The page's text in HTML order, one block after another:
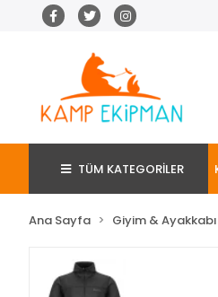
TÜM KATEGORİLER
Ana Sayfa Giyim & Ayakkabı